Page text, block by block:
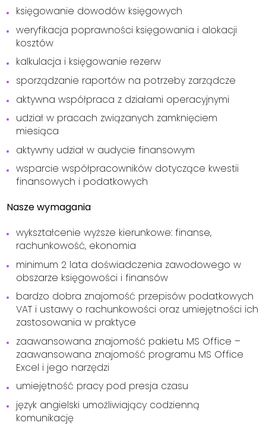
księgowanie dowodów księgowych
weryfikacja poprawności księgowania i alokacji
kosztów
kalkulacja i księgowanie rezerw
sporządzanie raportów na potrzeby zarządcze
aktywna współpraca z działami operacyjnymi
udział w pracach związanych zamknięciem
miesiąca
aktywny udział w audycie finansowym
wsparcie współpracowników dotyczące kwestii
finansowych i podatkowych
Nasze wymagania
wykształcenie wyższe kierunkowe: finanse,
rachunkowość, ekonomia
minimum 2 lata doświadczenia zawodowego w
obszarze księgowości i finansów
bardzo dobra znajomość przepisów podatkowych
VAT i ustawy o rachunkowości oraz umiejętności ich
zastosowania w praktyce
zaawansowana znajomość pakietu MS Office –
zaawansowana znajomość programu MS Office
Excel i jego narzędzi
umiejętność pracy pod presja czasu
język angielski umożliwiający codzienną
komunikację